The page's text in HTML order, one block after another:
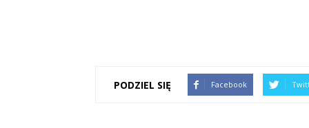
PODZIEL SIĘ Facebook